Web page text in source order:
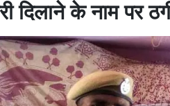
दिलाने के नाम पर